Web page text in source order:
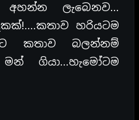
ලැබෙනව…
හරියටම
කතාව බලන්නම්
ගියා…හැමෝටම